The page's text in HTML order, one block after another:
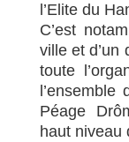
l’Elite du
​C’est
ville et d’un
toute
Péage
haut niveau